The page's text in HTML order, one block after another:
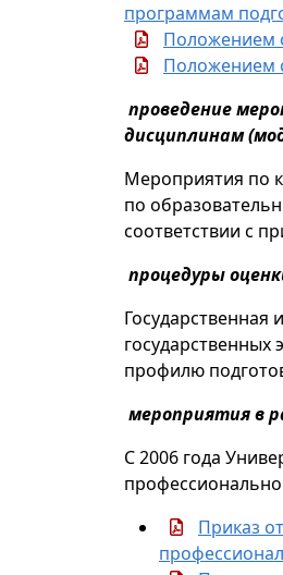
программам
Положением
Положением
проведение
дисциплинам
Мероприятия по
по
соответствии с
процедуры
Государственная
профилю
мероприятия в
С 2006 года
Приказ